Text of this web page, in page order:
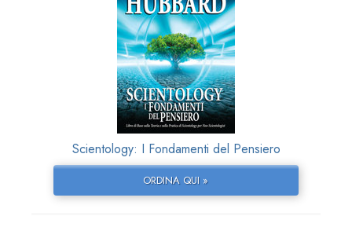
Scientology: I Fondamenti del Pensiero
ORDINA QUI »